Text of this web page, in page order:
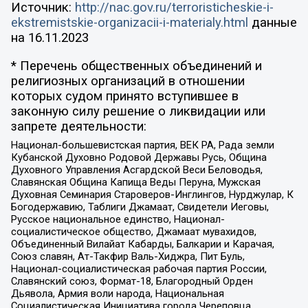
Источник: http://nac.gov.ru/terroristicheskie-i-
ekstremistskie-organizacii-i-materialy.html данные
на 16.11.2023
* Перечень общественных объединений и
религиозных организаций в отношении
которых судом принято вступившее в
законную силу решение о ликвидации или
запрете деятельности:
Национал-большевистская партия, ВЕК РА, Рада земли
Кубанской Духовно Родовой Державы Русь, Община
Духовного Управления Асгардской Веси Беловодья,
Славянская Община Капища Веды Перуна, Мужская
Духовная Семинария Староверов-Инглингов, Нурджулар, К
Богодержавию, Таблиги Джамаат, Свидетели Иеговы,
Русское национальное единство, Национал-
социалистическое общество, Джамаат мувахидов,
Объединенный Вилайат Кабарды, Балкарии и Карачая,
Союз славян, Ат-Такфир Валь-Хиджра, Пит Буль,
Национал-социалистическая рабочая партия России,
Славянский союз, Формат-18, Благородный Орден
Дьявола, Армия воли народа, Национальная